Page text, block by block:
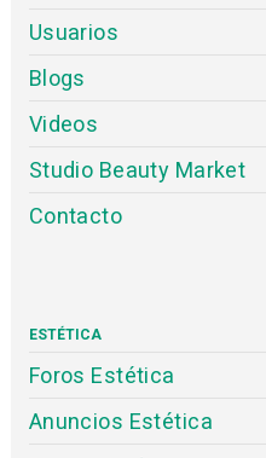
Usuarios
Blogs
Videos
Studio Beauty Market
Contacto
ESTÉTICA
Foros Estética
Anuncios Estética